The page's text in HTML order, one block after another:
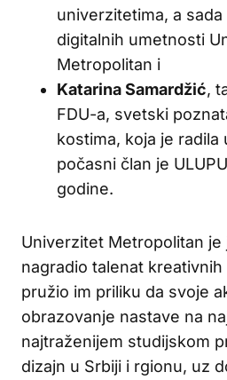
univerzitetima, a
digitalnih umetnosti
Metropolitan i
Katarina Samardžić,
FDU-a, svetski
kostima, koja je radila
počasni član je
godine.
Univerzitet Metropolitan je
nagradio talenat
pružio im priliku da svoje
obrazovanje nastave na
najtraženijem studijskom
dizajn u Srbiji i rgionu, uz